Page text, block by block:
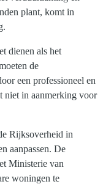
plant, komt in
dienen als het
de
een professioneel en
niet in aanmerking voor
Rijksoverheid in
aanpassen. De
Ministerie van
woningen te